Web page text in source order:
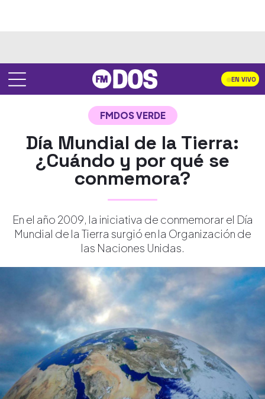
EN VIVO
FMDOS VERDE
Día Mundial de la Tierra:
¿Cuándo y por qué se
conmemora?
En el año 2009, la iniciativa de conmemorar el Día
Mundial de la Tierra surgió en la Organización de
las Naciones Unidas.